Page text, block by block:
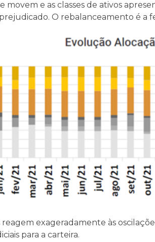
movem e as classes de ativos
O rebalanceamento é a
exageradamente às
para a carteira.